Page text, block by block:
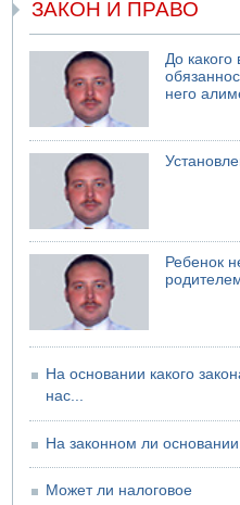
Министр обороны ушел с
свадьбу
ЗАКОН И ПРАВО
До какого
него
Ребенок
На основании какого
нас...
На законном ли
Может ли налоговое